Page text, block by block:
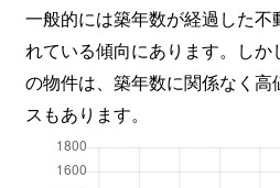
一般的には築年数が経過した不
れている傾向にあります。し
の物件は、築年数に関係なく
スもあります。